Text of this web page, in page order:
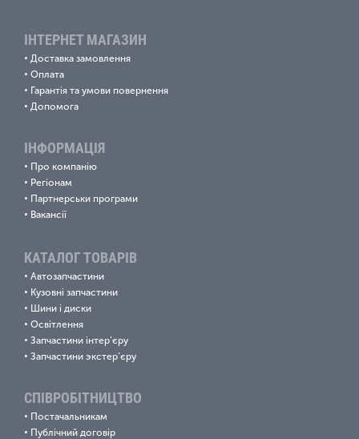
ІНТЕРНЕТ МАГАЗИН
• Доставка замовлення
• Оплата
• Гарантія та умови повернення
• Допомога
ІНФОРМАЦІЯ
• Про компанію
• Регіонам
• Партнерськи програми
• Вакансії
КАТАЛОГ ТОВАРІВ
• Автозапчастини
• Кузовні запчастини
• Шини і диски
• Освітлення
• Запчастини інтер’єру
• Запчастини экстер’єру
СПІВРОБІТНИЦТВО
• Постачальникам
• Публічний договір